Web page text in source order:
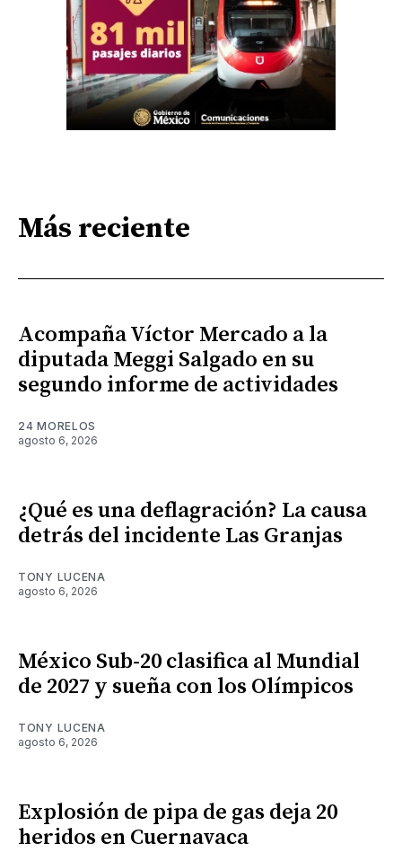
Más reciente
Acompaña Víctor Mercado a la
diputada Meggi Salgado en su
segundo informe de actividades
24 MORELOS
agosto 6, 2026
¿Qué es una deflagración? La causa
detrás del incidente Las Granjas
TONY LUCENA
agosto 6, 2026
México Sub-20 clasifica al Mundial
de 2027 y sueña con los Olímpicos
TONY LUCENA
agosto 6, 2026
Explosión de pipa de gas deja 20
heridos en Cuernavaca